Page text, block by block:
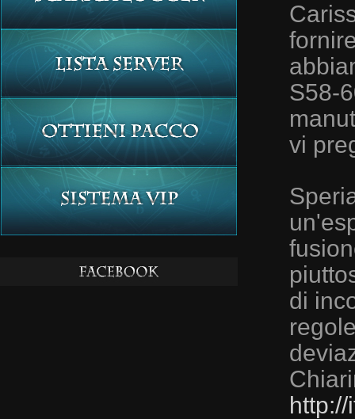
S58-
vi
di